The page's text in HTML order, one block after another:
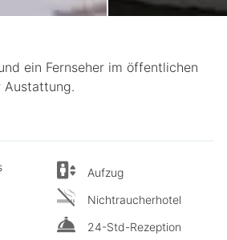
ein Fernseher im öffentlichen
Austattung.
Aufzug
Nichtraucherhotel
24-Std-Rezeption